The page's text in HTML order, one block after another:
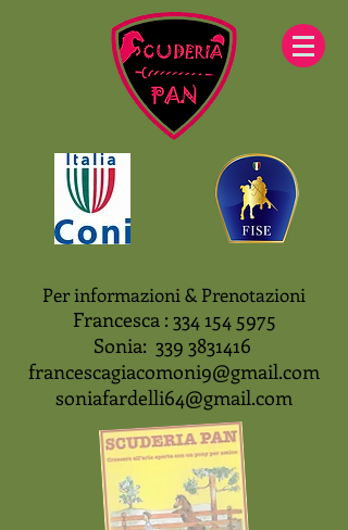
Per informazioni & Prenotazioni
Francesca : 334 154 5975
Sonia: 339 3831416
francescagiacomoni9@gmail.com
soniafardelli64@gmail.com